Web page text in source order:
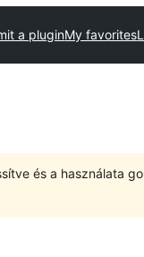
a pluginMy favorites
és a használata